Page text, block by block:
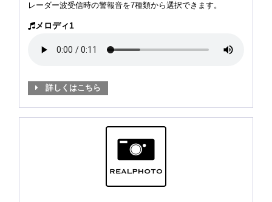
レーダー波受信時の警報音を7種類から選択できます。
メロディ1
詳しくはこちら